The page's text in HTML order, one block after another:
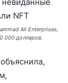
Ali Enterprises,
000 долларов.